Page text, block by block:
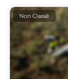
Non Classé